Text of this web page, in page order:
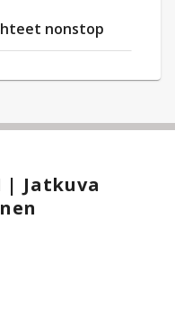
nonstop
| Jatkuva